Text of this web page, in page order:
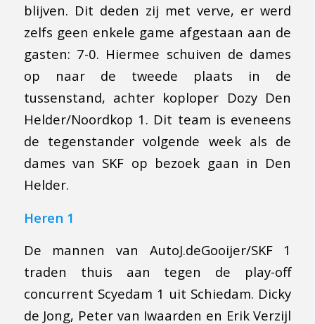
blijven. Dit deden zij met verve, er werd
zelfs geen enkele game afgestaan aan de
gasten: 7-0. Hiermee schuiven de dames
op naar de tweede plaats in de
tussenstand, achter koploper Dozy Den
Helder/Noordkop 1. Dit team is eveneens
de tegenstander volgende week als de
dames van SKF op bezoek gaan in Den
Helder.
Heren 1
De mannen van AutoJ.deGooijer/SKF 1
traden thuis aan tegen de play-off
concurrent Scyedam 1 uit Schiedam. Dicky
de Jong, Peter van Iwaarden en Erik Verzijl